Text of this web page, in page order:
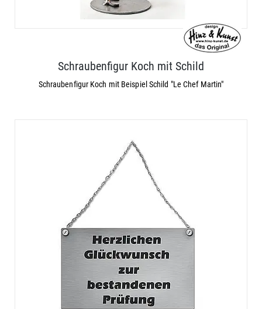
Schraubenfigur Koch mit Schild
Schraubenfigur Koch mit Beispiel Schild "Le Chef Martin"